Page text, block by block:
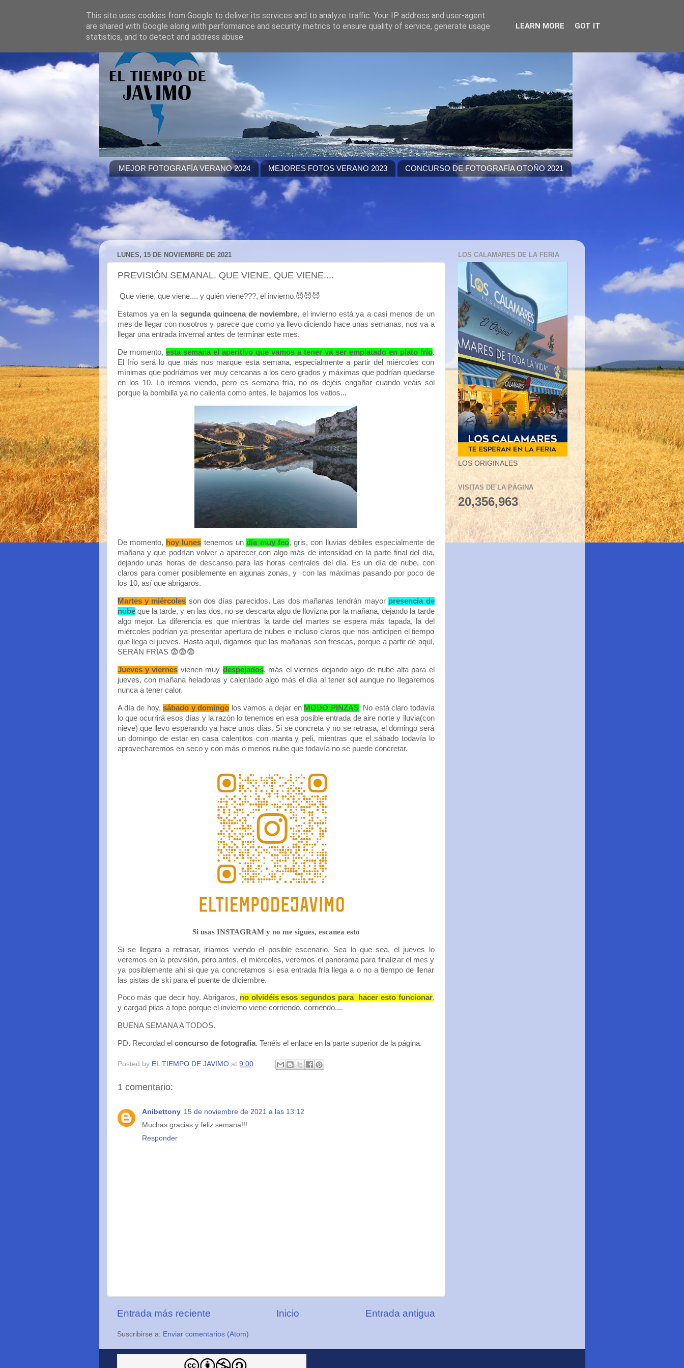
MEJOR FOTOGRAFÍA VERANO 2024 MEJORES FOTOS VERANO 2023 CONCURSO DE FOTOGRAFÍA OTOÑO 2021
LUNES, 15 DE NOVIEMBRE DE 2021
PREVISIÓN SEMANAL. QUE VIENE, QUE VIENE....
Que viene, que viene.... y quién viene???, el invierno.😈😈😈
Estamos ya en la segunda quincena de noviembre, el invierno está ya a casi menos de un
mes de llegar con nosotros y parece que como ya llevo diciendo hace unas semanas, nos va a
llegar una entrada invernal antes de terminar este mes.
De momento, esta semana el aperitivo que vamos a tener va ser emplatado en plato frío.
El frío será lo que más nos marque esta semana, especialmente a partir del miércoles con
mínimas que podríamos ver muy cercanas a los cero grados y máximas que podrían quedarse
en los 10. Lo iremos viendo, pero es semana fría, no os dejéis engañar cuando veáis sol
porque la bombilla ya no calienta como antes, le bajamos los vatios...
De momento, hoy lunes tenemos undía muy feo, gris, con lluvias débiles especialmente de
mañana y que podrían volver a aparecer con algo más de intensidad en la parte final del día,
dejando unas horas de descanso para las horas centrales del día. Es un día de nube, con
claros para comer posiblemente en algunas zonas, y con las máximas pasando por poco de
los 10, así que abrigaros.
Martes y miércoles son dos días parecidos. Las dos mañanas tendrán mayor presencia de
nubeque la tarde, y en las dos, no se descarta algo de llovizna por la mañana, dejando la tarde
algo mejor. La diferencia es que mientras la tarde del martes se espera más tapada, la del
miércoles podrían ya presentar apertura de nubes e incluso claros que nos anticipen el tiempo
que llega el jueves. Hasta aquí, digamos que las mañanas son frescas, porque a partir de aquí,
SERÄN FRÏAS 😨😨😨
Jueves y viernes vienen muy despejados, más el viernes dejando algo de nube alta para el
jueves, con mañana heladoras y calentado algo más el día al tener sol aunque no llegaremos
nunca a tener calor.
A día de hoy,sábado y domingo los vamos a dejar en MODO PINZAS. No está claro todavía
lo que ocurrirá esos días y la razón lo tenemos en esa posible entrada de aire norte y lluvia(con
nieve) que llevo esperando ya hace unos días. Si se concreta y no se retrasa, el domingo será
un domingo de estar en casa calentitos con manta y peli, mientras que el sábado todavía lo
aprovecharemos en seco y con más o menos nube que todavía no se puede concretar.
Si usas INSTAGRAM y no me sigues, escanea esto
Si se llegara a retrasar, iríamos viendo el posible escenario. Sea lo que sea, el jueves lo
veremos en la previsión, pero antes, el miércoles, veremos el panorama para finalizar el mes y
ya posiblemente ahí si que ya concretamos si esa entrada fría llega a o no a tiempo de llenar
las pistas de ski para el puente de diciembre.
Poco más que decir hoy. Abrigaros, no olvidéis esos segundos para hacer esto funcionar,
y cargad pilas a tope porque el invierno viene corriendo, corriendo....
BUENA SEMANA A TODOS.
PD. Recordad el concurso de fotografía. Tenéis el enlace en la parte superior de la página.
Posted by EL TIEMPO DE JAVIMO at 9:00
1 comentario:
Anibettony 15 de noviembre de 2021 a las 13:12
Muchas gracias y feliz semana!!!
Responder
Entrada más reciente Entrada antigua
Inicio
Suscribirse a: Enviar comentarios (Atom)
LOS CALAMARES DE LA FERIA
LOS ORIGINALES
VISITAS DE LA PÁGINA
20,356,963
This site uses cookies from Google to deliver its services and to analyze traffic. Your IP address and user-agent
are shared with Google along with performance and security metrics to ensure quality of service, generate usage
statistics, and to detect and address abuse.
LEARN MORE GOT IT